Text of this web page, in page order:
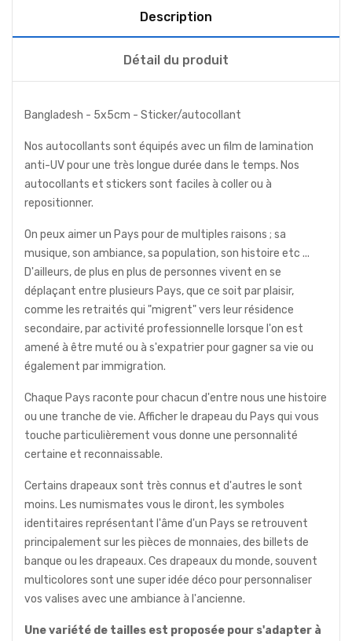
Description
Détail du produit
Bangladesh - 5x5cm - Sticker/autocollant
Nos autocollants sont équipés avec un film de lamination
anti-UV pour une très longue durée dans le temps. Nos
autocollants et stickers sont faciles à coller ou à
repositionner.
On peux aimer un Pays pour de multiples raisons ; sa
musique, son ambiance, sa population, son histoire etc ...
D'ailleurs, de plus en plus de personnes vivent en se
déplaçant entre plusieurs Pays, que ce soit par plaisir,
comme les retraités qui "migrent" vers leur résidence
secondaire, par activité professionnelle lorsque l'on est
amené à être muté ou à s'expatrier pour gagner sa vie ou
également par immigration.
Chaque Pays raconte pour chacun d'entre nous une histoire
ou une tranche de vie. Afficher le drapeau du Pays qui vous
touche particulièrement vous donne une personnalité
certaine et reconnaissable.
Certains drapeaux sont très connus et d'autres le sont
moins. Les numismates vous le diront, les symboles
identitaires représentant l'âme d'un Pays se retrouvent
principalement sur les pièces de monnaies, des billets de
banque ou les drapeaux. Ces drapeaux du monde, souvent
multicolores sont une super idée déco pour personnaliser
vos valises avec une ambiance à l'ancienne.
Une variété de tailles est proposée pour s'adapter à